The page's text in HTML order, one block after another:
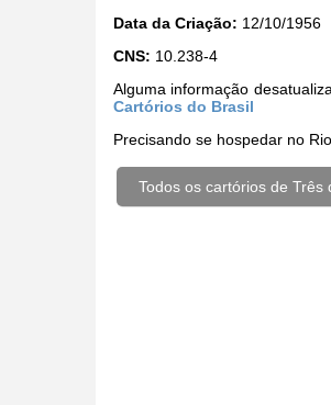
Data da Criação: 12/10/1956
CNS: 10.238-4
Alguma informação
Cartórios do Brasil
Precisando se hospedar no
Todos os cartórios de Três